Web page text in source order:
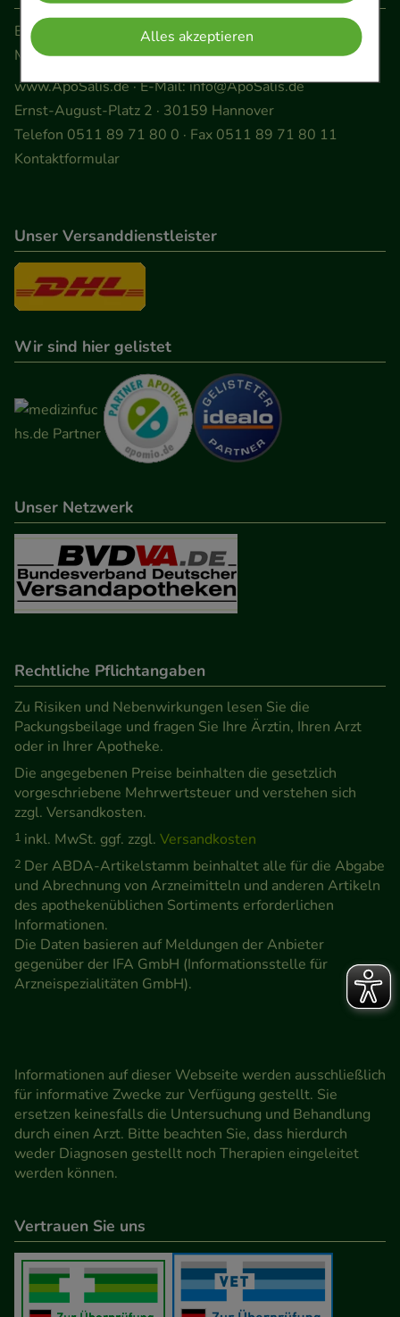
verzichtet werden kann.
Komfort:Diese Cookies werden genutzt um das
Einkaufserlebnis noch ansprechender zu gestalten,
beispielsweise für die Wiedererkennung des
Besuchers oder unsere Seite an bevorzugte
Verhaltensweisen (z.B. Spracheinstellung)
anzuzeigen und unser Partnerprogramm zu
betreiben.
Statistik & Tracking:
unserer Website sammeln, mit deren Hilfe wir
unsere Website weiter für Sie optimieren können,
den Inhalt auf unserer Website aber auch die
Werbung auf Drittseiten möglichst relevant für Sie
zu gestalten. Bitte beachten Sie, dass Daten hierfür
teilweise an Dritte wie z.B. Google oder soziale
Alles akzeptieren
Beratung und Kundenservice:
Montag - Freitag von 9.00 bis 17.00 Uhr
www.ApoSalis.de· E-Mail:info@ApoSalis.de
Ernst-August-Platz 2 · 30159 Hannover
Telefon 0511 89 71 80 0 · Fax 0511 89 71 80 11
Kontaktformular
Unser Versanddienstleister
Wir sind hier gelistet
Unser Netzwerk
Rechtliche Pflichtangaben
Zu Risiken und Nebenwirkungen lesen Sie die
Packungsbeilage und fragen Sie Ihre Ärztin, Ihren Arzt
oder in Ihrer Apotheke.
Die angegebenen Preise beinhalten die gesetzlich
vorgeschriebene Mehrwertsteuer und verstehen sich
zzgl. Versandkosten.
1 inkl. MwSt. ggf. zzgl. Versandkosten
2 Der ABDA-Artikelstamm beinhaltet alle für die Abgabe
und Abrechnung von Arzneimitteln und anderen Artikeln
des apothekenüblichen Sortiments erforderlichen
Informationen.
Die Daten basieren auf Meldungen der Anbieter
gegenüber der IFA GmbH (Informationsstelle für
Arzneispezialitäten GmbH).
Informationen auf dieser Webseite werden ausschließlich
für informative Zwecke zur Verfügung gestellt. Sie
ersetzen keinesfalls die Untersuchung und Behandlung
durch einen Arzt. Bitte beachten Sie, dass hierdurch
weder Diagnosen gestellt noch Therapien eingeleitet
werden können.
Vertrauen Sie uns